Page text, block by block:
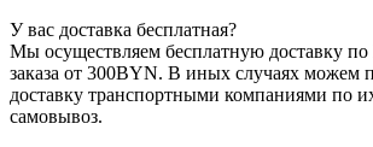
У вас доставка бесплатная?
Мы осуществляем бесплатную доставку
заказа от 300BYN. В иных случаях можем
доставку транспортными компаниями по
самовывоз.